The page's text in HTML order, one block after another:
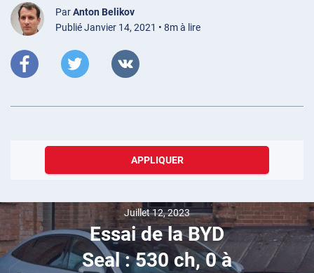
ParAnton Belikov
Publié Janvier 14, 2021 • 8m à lire
APPLIQUER
Juillet 12, 2023
Essai de la BYD
Seal : 530 ch, 0 à